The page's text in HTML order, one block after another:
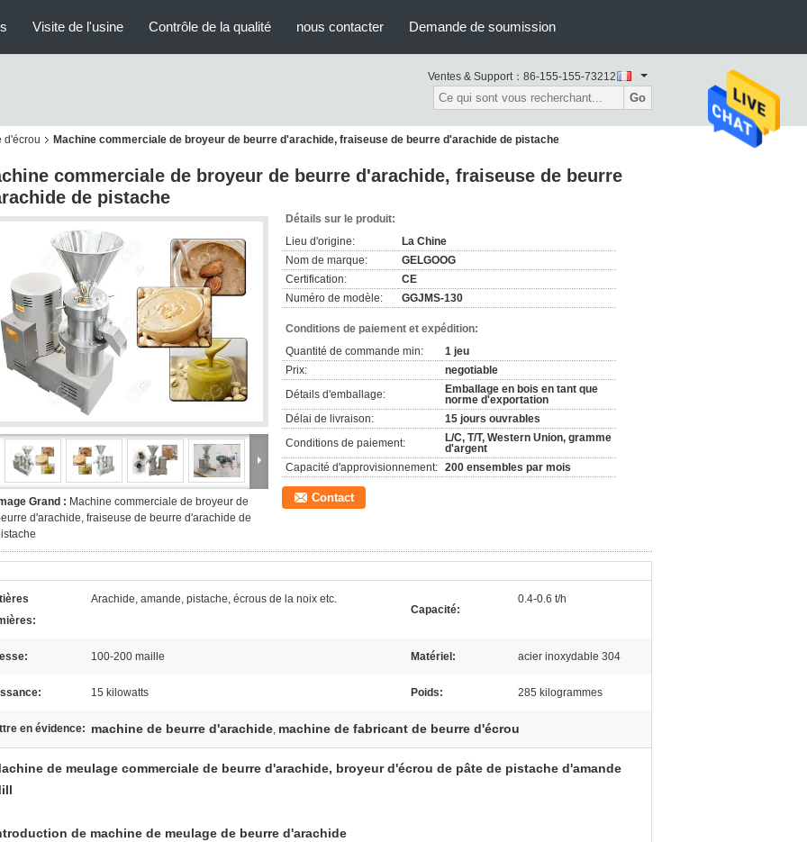
Visite de l'usine Contrôle de la qualité nous contacter Demande de soumission
Ventes & Support： 86-155-155-73212
Go
d'écrou Machine commerciale de broyeur de beurre d'arachide, fraiseuse de beurre d'arachide de pistache
commerciale de broyeur de beurre d'arachide, fraiseuse de beurre
de pistache
Grand : Machine commerciale de broyeur de
d'arachide, fraiseuse de beurre d'arachide de
Détails sur le produit:
Lieu d'origine:
La Chine
Nom de marque:
GELGOOG
Certification:
CE
Numéro de modèle:
GGJMS-130
Conditions de paiement et expédition:
Quantité de commande min:
1 jeu
Prix:
negotiable
Détails d'emballage:
Emballage en bois en tant que
norme d'exportation
Délai de livraison:
15 jours ouvrables
Conditions de paiement:
L/C, T/T, Western Union, gramme
d'argent
Capacité d'approvisionnement: 200 ensembles par mois
Contact
Arachide, amande, pistache, écrous de la noix etc.
Capacité:
0.4-0.6 t/h
100-200 maille Matériel: acier inoxydable 304
15 kilowatts Poids: 285 kilogrammes
en évidence: machine de beurre d'arachide, machine de fabricant de beurre d'écrou
de meulage commerciale de beurre d'arachide, broyeur d'écrou de pâte de pistache d'amande
de machine de meulage de beurre d'arachide